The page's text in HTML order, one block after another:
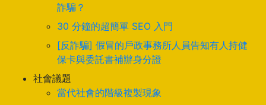
詐騙？
30 分鐘的超簡單 SEO 入門
[反詐騙] 假冒的戶政事務所人員告知有人持健
保卡與委託書補辦身分證
社會議題
當代社會的階級複製現象